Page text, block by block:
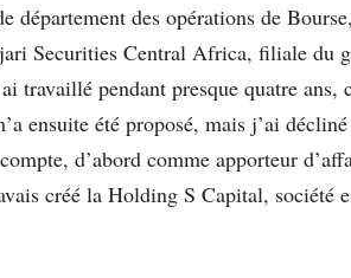
des opérations de
Securities Central Africa, filiale du
travaillé pendant presque quatre ans,
ensuite été proposé, mais j’ai
d’abord comme apporteur
créé la Holding S Capital, société